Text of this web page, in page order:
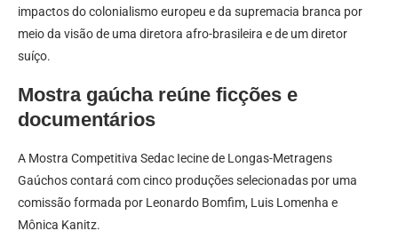
impactos do colonialismo europeu e da supremacia branca por
meio da visão de uma diretora afro-brasileira e de um diretor
suíço.
Mostra gaúcha reúne ficções e
documentários
A Mostra Competitiva Sedac Iecine de Longas-Metragens
Gaúchos contará com cinco produções selecionadas por uma
comissão formada por Leonardo Bomfim, Luis Lomenha e
Mônica Kanitz.